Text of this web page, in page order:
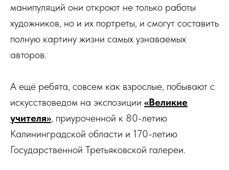
манипуляций они откроют не только работы
художников, но и их портреты, и смогут составить
полную картину жизни самых узнаваемых
авторов.
А ещё ребята, совсем как взрослые, побывают с
искусствоведом на экспозиции «Великие
учителя», приуроченной к 80-летию
Калининградской области и 170-летию
Государственной Третьяковской галереи.